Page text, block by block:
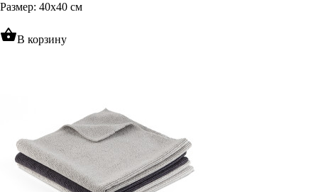
Размер: 40x40 см
shopping_basketВ корзину